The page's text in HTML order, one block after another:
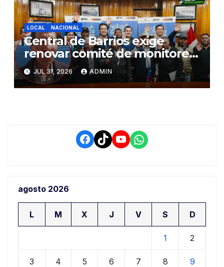
LOCAL NACIONAL
Central de Barrios exige
renovar comité de monitoreo
del PIAA por presuntos
conflictos de interés y
retrasos
JUL 31, 2026 ADMIN
Facebook
TikTokYouTube
WhatsApp
agosto 2026
L M X J V S D
1 2
3 4 5 6 7 8 9